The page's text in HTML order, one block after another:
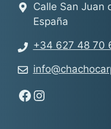
Calle San Juan
España
+34 627 48 70
Síguenos en Facebook - Chachocarp
Síguenos en Instagram - Chachocarp